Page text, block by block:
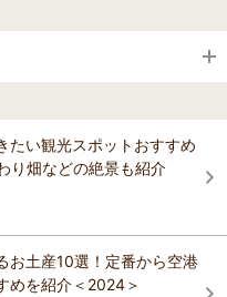
Ｙａｒｄ いすみ
宿 大野荘
ジデンス
宿 大野荘
デンス
ト 花山水 －
（HMIホテルグルー
しい。 ※令和３年６月17日
ため 当分の間、愛宕山三
模】標高：408
の観光スポットガイドを見る
たい観光スポットおすすめ
り畑などの絶景も紹介
お土産10選！定番から空港
めを紹介＜2024＞